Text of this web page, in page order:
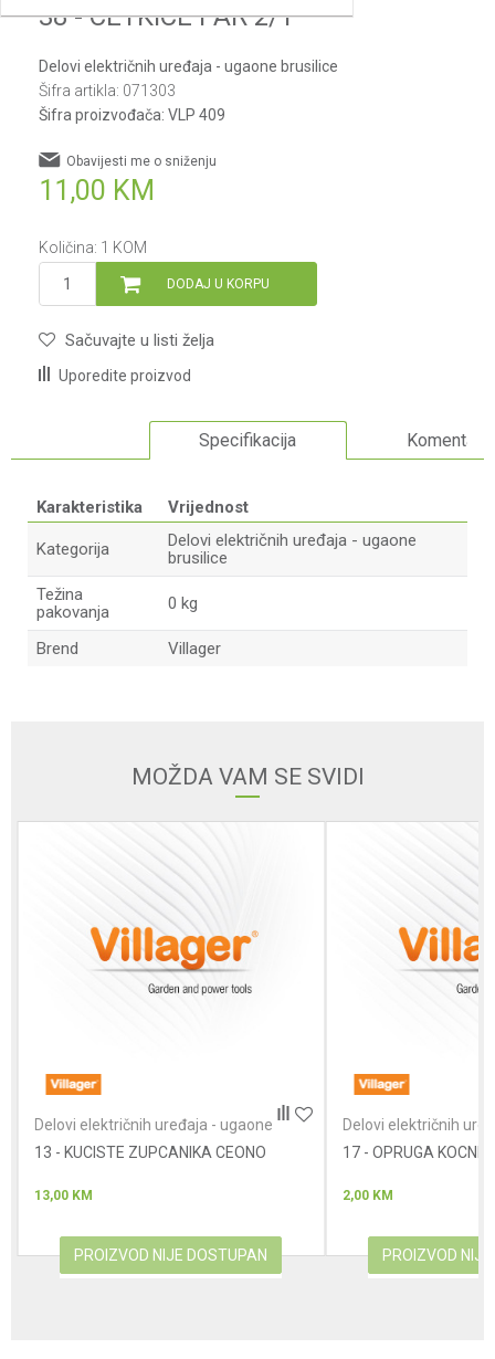
38 - CETKICE PAR 2/1
Delovi električnih uređaja - ugaone brusilice
Šifra artikla: 071303
Šifra proizvođača: VLP 409
11,00 KM
Obavijesti me o sniženju
Količina: 1 KOM
DODAJ U KORPU
Sačuvajte u listi želja
Uporedite proizvod
Specifikacija Komentari
Karakteristika Vrijednost
Kategorija
Delovi električnih uređaja - ugaone
brusilice
Težina
pakovanja
0 kg
Brend Villager
POŠALJI
MOŽDA VAM SE SVIDI
Delovi električnih uređaja - ugaone
13 - KUCISTE ZUPCANIKA CEONO
13,00 KM
PROIZVOD NIJE DOSTUPAN
Delovi električnih
17 - OPRUGA
2,00 KM
PROIZVOD